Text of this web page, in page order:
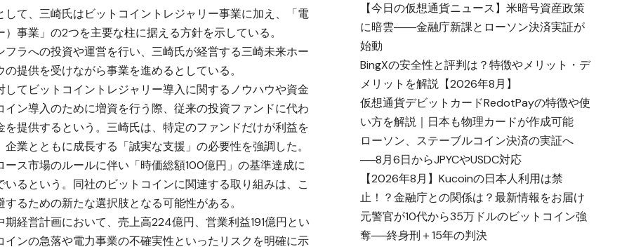
て、三崎氏はビットコイントレジャリー事業に加え、「電
事業」の2つを主要な柱に据える方針を示している。
ラへの投資や運営を行い、三崎氏が経営する三崎未来ホー
提供を受けながら事業を進めるとしている。
てビットコイントレジャリー導入に関するノウハウや資金
ン導入のために増資を行う際、従来の投資ファンドに代わ
提供するという。三崎氏は、特定のファンドだけが利益を
業とともに成長する「誠実な支援」の必要性を強調した。
ス市場のルールに伴い「時価総額100億円」の基準達成に
るという。同社のビットコインに関連する取り組みは、こ
るための新たな選択肢となる可能性がある。
経営計画において、売上高224億円、営業利益191億円とい
ンの急落や電力事業の不確実性といったリスクを明確に示
【今日の仮想通貨ニュース】米暗号資産政策
に暗雲――金融庁新課とローソン決済実証が
始動
BingXの安全性と評判は？特徴やメリット・デ
メリットを解説【2026年8月】
仮想通貨デビットカードRedotPayの特徴や使
い方を解説｜日本も物理カードが作成可能
ローソン、ステーブルコイン決済の実証へ
──8月6日からJPYCやUSDC対応
【2026年8月】Kucoinの日本人利用は禁
止！？金融庁との関係は？最新情報をお届け
元警官が10代から35万ドルのビットコイン強
奪──終身刑＋15年の判決